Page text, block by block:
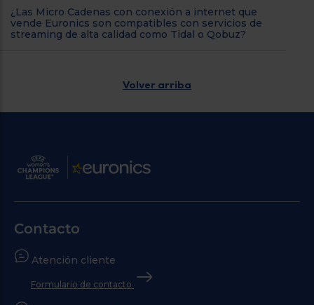
¿Las Micro Cadenas con conexión a internet que
vende Euronics son compatibles con servicios de
streaming de alta calidad como Tidal o Qobuz?
Volver arriba
Contacto
Atención cliente
Formulario de contacto